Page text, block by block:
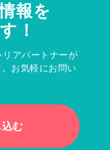
報を
！
アパートナーが
お気軽にお問い
む